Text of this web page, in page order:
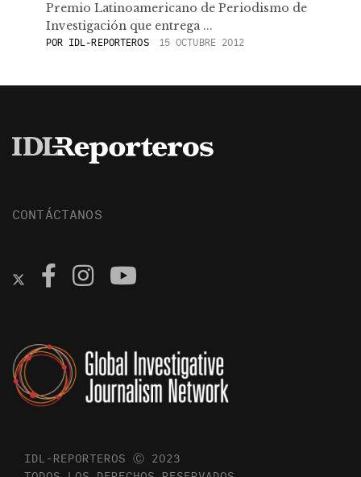
Premio Latinoamericano de Periodismo de
Investigación que entrega ...
POR IDL-REPORTEROS 15 OCTUBRE 2012
CONTÁCTANOS
IDL-REPORTEROS Ⓒ 2023